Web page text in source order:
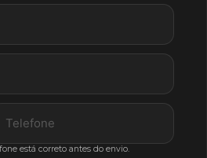
está correto antes do envio.